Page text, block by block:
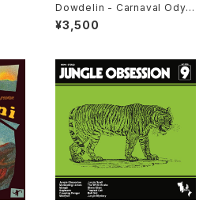
Dowdelin - Carnaval Odys
sey "LP"
¥3,500